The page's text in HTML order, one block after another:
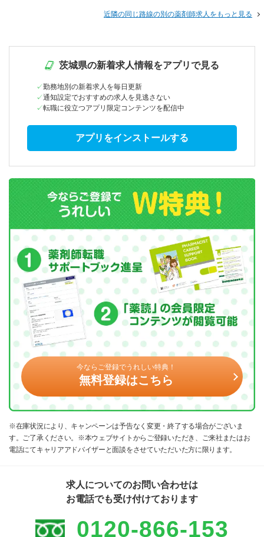
近隣の同じ路線の別の薬剤師求人をもっと見る
茨城県の新着求人情報をアプリで見る
勤務地別の新着求人を毎日更新
通知設定でおすすめの求人を見逃さない
転職に役立つアプリ限定コンテンツを配信中
アプリをインストールする
今ならご登録でうれしい特典！
無料登録はこちら
※在庫状況により、キャンペーンは予告なく変更・終了する場合がございま
す。ご了承ください。※本ウェブサイトからご登録いただき、ご来社またはお
電話にてキャリアアドバイザーと面談をさせていただいた方に限ります。
求人についてのお問い合わせは
お電話でも受け付けております
0120-866-153